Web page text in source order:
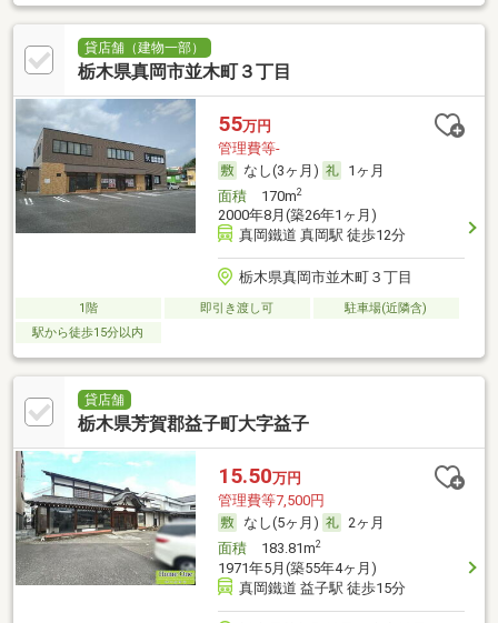
貸店舗（建物一部）
栃木県真岡市並木町３丁目
55万円
管理費等-
なし(3ヶ月)
1ヶ月
面積170m2
2000年8月(築26年1ヶ月)
真岡鐵道 真岡駅 徒歩12分
栃木県真岡市並木町３丁目
1階 即引き渡し可
駐車場(近隣含)
駅から徒歩15分以内
貸店舗
栃木県芳賀郡益子町大字益子
15.50万円
管理費等7,500円
なし(5ヶ月)
2ヶ月
面積183.81m2
1971年5月(築55年4ヶ月)
真岡鐵道 益子駅 徒歩15分